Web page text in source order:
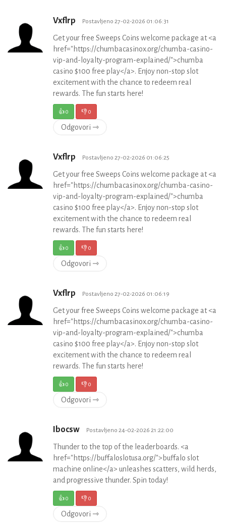
Vxflrp Postavljeno 27-02-2026 01:06:31
Get your free Sweeps Coins welcome package at <a
href="https://chumbacasinox.org/chumba-casino-
vip-and-loyalty-program-explained/">chumba
casino $100 free play</a>. Enjoy non-stop slot
excitement with the chance to redeem real
rewards. The fun starts here!
👍0 👎0
Odgovori ⇾
Vxflrp Postavljeno 27-02-2026 01:06:25
Get your free Sweeps Coins welcome package at <a
href="https://chumbacasinox.org/chumba-casino-
vip-and-loyalty-program-explained/">chumba
casino $100 free play</a>. Enjoy non-stop slot
excitement with the chance to redeem real
rewards. The fun starts here!
👍0 👎0
Odgovori ⇾
Vxflrp Postavljeno 27-02-2026 01:06:19
Get your free Sweeps Coins welcome package at <a
href="https://chumbacasinox.org/chumba-casino-
vip-and-loyalty-program-explained/">chumba
casino $100 free play</a>. Enjoy non-stop slot
excitement with the chance to redeem real
rewards. The fun starts here!
👍0 👎0
Odgovori ⇾
Ibocsw Postavljeno 24-02-2026 21:22:00
Thunder to the top of the leaderboards. <a
href="https://buffaloslotusa.org/">buffalo slot
machine online</a> unleashes scatters, wild herds,
and progressive thunder. Spin today!
👍0 👎0
Odgovori ⇾